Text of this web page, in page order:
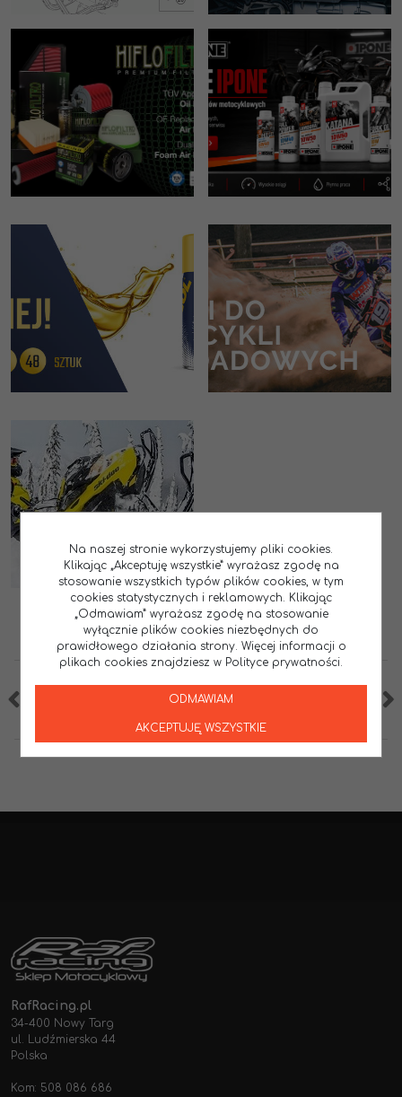
RafRacing.pl
34-400 Nowy Targ
ul. Ludźmierska 44
Polska
Kom: 508 086 686
Na naszej stronie wykorzystujemy pliki cookies.
Klikając „Akceptuję wszystkie” wyrażasz zgodę na
stosowanie wszystkich typów plików cookies, w tym
cookies statystycznych i reklamowych. Klikając
„Odmawiam” wyrażasz zgodę na stosowanie
wyłącznie plików cookies niezbędnych do
prawidłowego działania strony. Więcej informacji o
plikach cookies znajdziesz w Polityce prywatności.
ODMAWIAM
AKCEPTUJĘ WSZYSTKIE